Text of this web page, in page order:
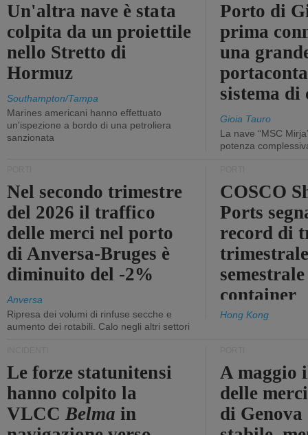
Un'altra nave è stata
colpita da un proiettile
nello Stretto di
Hormuz
Southampton/Tampa
Marines americani hanno effettuato
un'ispezione a bordo di una petroliera
sanzionata
Porto di
prima
una
sistema
Gioia Tauro
La nave “MSC
potenza
Nel secondo trimestre
del 2026 il traffico
delle merci nel porto
di Anversa-Bruges è
diminuito del -2%
Anversa
Ripresa dei volumi di rinfuse secche e
aumento dei rotabili. Calo negli altri settori
COSCO
Ports
record di
container
Hong Kong
Le forze statunitensi
hanno colpito la
VLCCBelma in
A maggio
delle
di